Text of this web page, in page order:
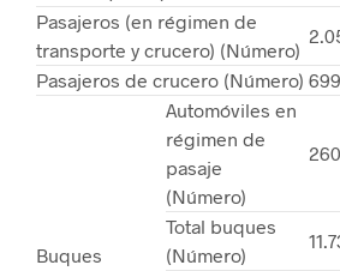
Pasajeros (en régimen de
transporte y crucero) (Número)
Pasajeros de crucero (Número)
Buques
Automóviles en
régimen de
pasaje
(Número)
Total buques
(Número)